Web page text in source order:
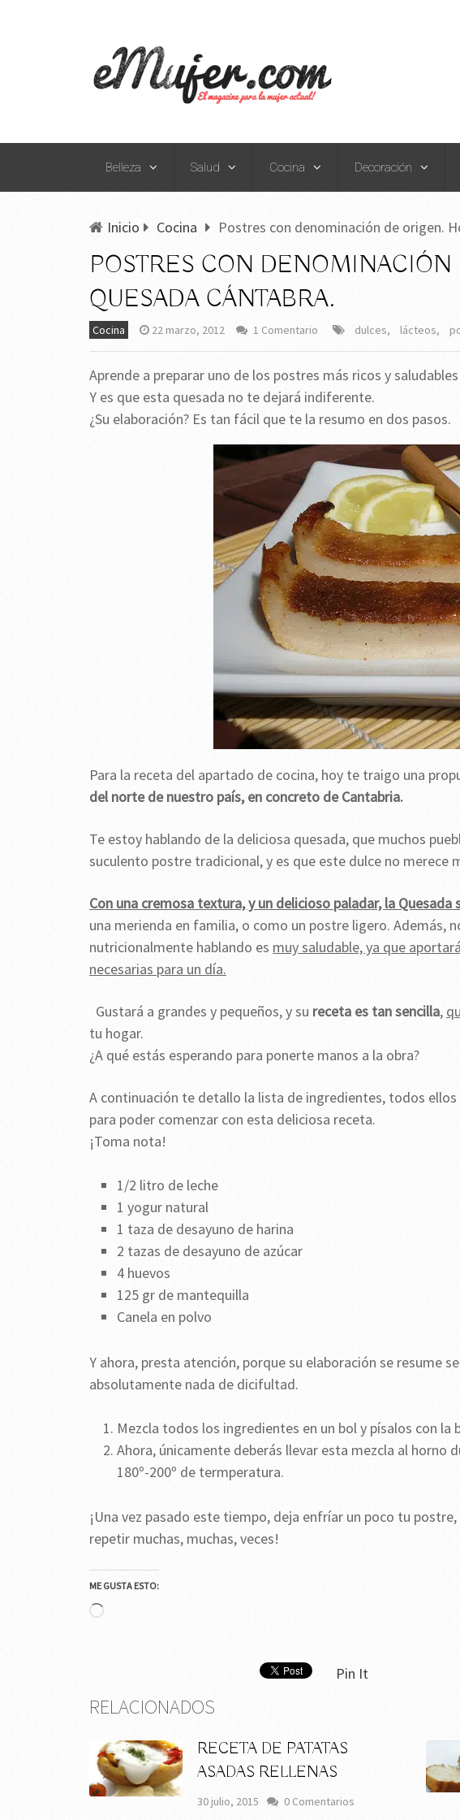
Belleza Salud Cocina Decoración
Inicio Cocina Postres con denominación de origen.
POSTRES CON
QUESADA CÁNTABRA.
Cocina 22 marzo, 2012 1 Comentario dulces, lácteos,
Aprende a preparar uno de los postres más ricos y
Y es que esta quesada no te dejará indiferente.
¿Su elaboración? Es tan fácil que te la resumo en dos pasos.
Para la receta del apartado de cocina, hoy te traigo una
del norte de nuestro país, en concreto de Cantabria.
Te estoy hablando de la deliciosa quesada, que muchos
suculento postre tradicional, y es que este dulce no merece
Con una cremosa textura, y un delicioso paladar, la
una merienda en familia, o como un postre ligero. Además,
nutricionalmente hablando es muy saludable, ya que
necesarias para un día.
Gustará a grandes y pequeños, y su receta es tan sencilla,
tu hogar.
¿A qué estás esperando para ponerte manos a la obra?
A continuación te detallo la lista de ingredientes, todos
para poder comenzar con esta deliciosa receta.
¡Toma nota!
1/2 litro de leche
1 yogur natural
1 taza de desayuno de harina
2 tazas de desayuno de azúcar
4 huevos
125 gr de mantequilla
Canela en polvo
Y ahora, presta atención, porque su elaboración se resume
absolutamente nada de dicifultad.
Mezcla todos los ingredientes en un bol y písalos con la
Ahora, únicamente deberás llevar esta mezcla al horno
180º-200º de termperatura.
¡Una vez pasado este tiempo, deja enfríar un poco tu
repetir muchas, muchas, veces!
ME GUSTA ESTO:
Cargando...
Pin It
RELACIONADOS
RECETA DE PATATAS
ASADAS RELLENAS
30 julio, 2015 0 Comentarios